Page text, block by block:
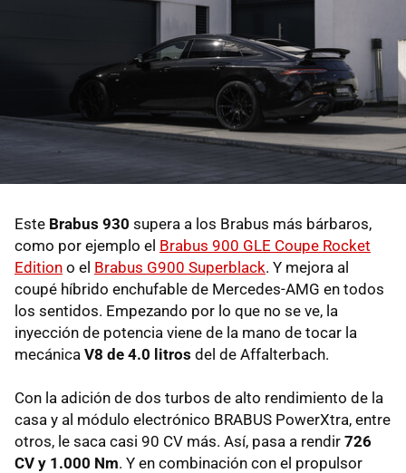
Este Brabus 930 supera a los Brabus más bárbaros,
como por ejemplo el Brabus 900 GLE Coupe Rocket
Edition o el Brabus G900 Superblack. Y mejora al
coupé híbrido enchufable de Mercedes-AMG en todos
los sentidos. Empezando por lo que no se ve, la
inyección de potencia viene de la mano de tocar la
mecánica V8 de 4.0 litros del de Affalterbach.
Con la adición de dos turbos de alto rendimiento de la
casa y al módulo electrónico BRABUS PowerXtra, entre
otros, le saca casi 90 CV más. Así, pasa a rendir 726
CV y 1.000 Nm. Y en combinación con el propulsor